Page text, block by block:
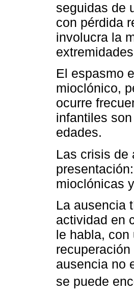
seguidas de
con pérdida
involucra la
El espasmo
mioclónico,
ocurre
infantiles
edades.
Las crisis de
mioclónicas
La ausencia
actividad en
le habla, con
ausencia no
se puede